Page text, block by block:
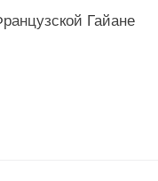
Гайане